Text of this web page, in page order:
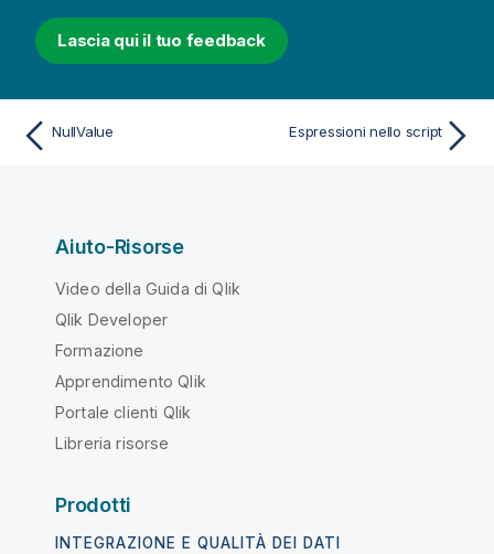
Lascia qui il tuo feedback
NullValue Espressioni nello script
Aiuto-Risorse
Video della Guida di Qlik
Qlik Developer
Formazione
Apprendimento Qlik
Portale clienti Qlik
Libreria risorse
Prodotti
INTEGRAZIONE E QUALITÀ DEI DATI